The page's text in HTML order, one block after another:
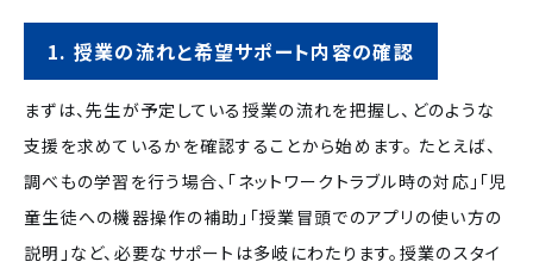
1. 授業の流れと希望サポート内容の確認
まずは、先生が予定している授業の流れを把握し、どのような
支援を求めているかを確認することから始めます。 たとえば、
調べもの学習を行う場合、「ネットワークトラブル時の対応」「児
童生徒への機器操作の補助」「授業冒頭でのアプリの使い方の
説明」など、必要なサポートは多岐にわたります。授業のスタイ